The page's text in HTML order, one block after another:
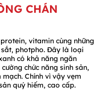
CHÁN
vitamin cùng những
photpho. Đây là loại
có khả năng ngăn
chức năng sinh sản,
Chính vì vậy vẹm
quý hiếm, cao cấp.